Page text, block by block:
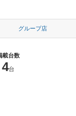
グループ店
載台数
4台